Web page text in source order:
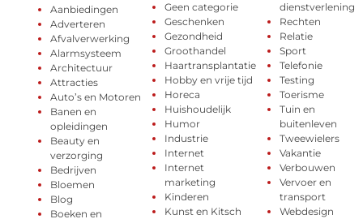
Aanbiedingen
Adverteren
Afvalverwerking
Alarmsysteem
Architectuur
Attracties
Auto’s en Motoren
Banen en
opleidingen
Beauty en
verzorging
Bedrijven
Bloemen
Blog
Boeken en
Geen categorie
Geschenken
Gezondheid
Groothandel
Haartransplantatie
Hobby en vrije tijd
Horeca
Huishoudelijk
Humor
Industrie
Internet
Internet
marketing
Kinderen
Kunst en Kitsch
dienstverlening
Rechten
Relatie
Sport
Telefonie
Testing
Toerisme
Tuin en
buitenleven
Tweewielers
Vakantie
Verbouwen
Vervoer en
transport
Webdesign